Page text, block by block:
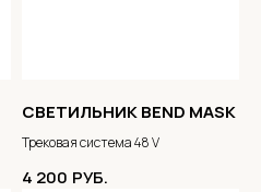
СВЕТИЛЬНИК BEND MASK
Трековая система 48 V
4 200 РУБ.